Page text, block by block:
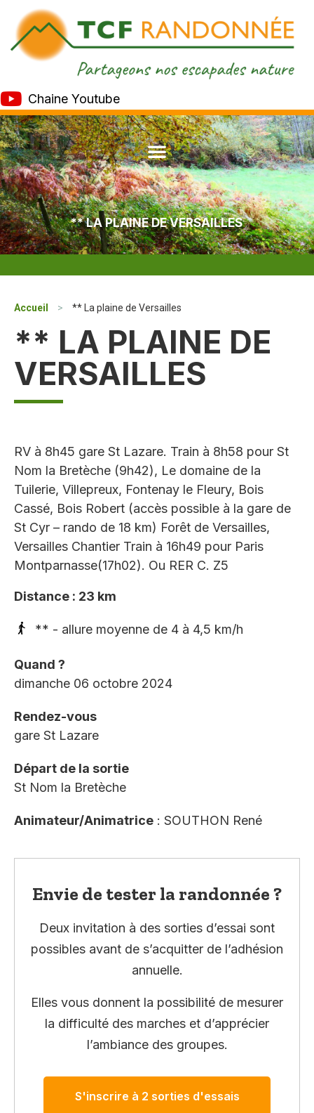
Chaine Youtube
** LA PLAINE DE VERSAILLES
Accueil > ** La plaine de Versailles
** LA PLAINE DE
VERSAILLES
RV à 8h45 gare St Lazare. Train à 8h58 pour St
Nom la Bretèche (9h42), Le domaine de la
Tuilerie, Villepreux, Fontenay le Fleury, Bois
Cassé, Bois Robert (accès possible à la gare de
St Cyr – rando de 18 km) Forêt de Versailles,
Versailles Chantier Train à 16h49 pour Paris
Montparnasse(17h02). Ou RER C. Z5
Distance : 23 km
** - allure moyenne de 4 à 4,5 km/h
Quand ?
dimanche 06 octobre 2024
Rendez-vous
gare St Lazare
Départ de la sortie
St Nom la Bretèche
Animateur/Animatrice : SOUTHON René
Envie de tester la randonnée ?
Deux invitation à des sorties d’essai sont
possibles avant de s’acquitter de l’adhésion
annuelle.
Elles vous donnent la possibilité de mesurer
la difficulté des marches et d’apprécier
l’ambiance des groupes.
S'inscrire à 2 sorties d'essais